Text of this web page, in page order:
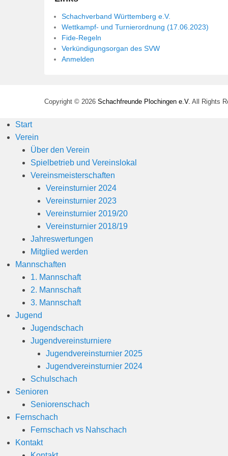
Schachverband Württemberg e.V.
Wettkampf- und Turnierordnung (17.06.2023)
Fide-Regeln
Verkündigungsorgan des SVW
Anmelden
Copyright © 2026 Schachfreunde Plochingen e.V. All Rights
Start
Verein
Über den Verein
Spielbetrieb und Vereinslokal
Vereinsmeisterschaften
Vereinsturnier 2024
Vereinsturnier 2023
Vereinsturnier 2019/20
Vereinsturnier 2018/19
Jahreswertungen
Mitglied werden
Mannschaften
1. Mannschaft
2. Mannschaft
3. Mannschaft
Jugend
Jugendschach
Jugendvereinsturniere
Jugendvereinsturnier 2025
Jugendvereinsturnier 2024
Schulschach
Senioren
Seniorenschach
Fernschach
Fernschach vs Nahschach
Kontakt